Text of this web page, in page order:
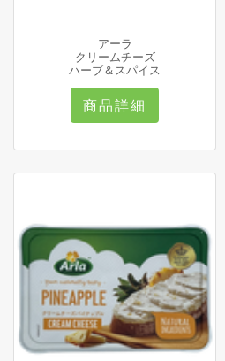
アーラ
クリームチーズ
ハーブ＆スパイス
商品詳細